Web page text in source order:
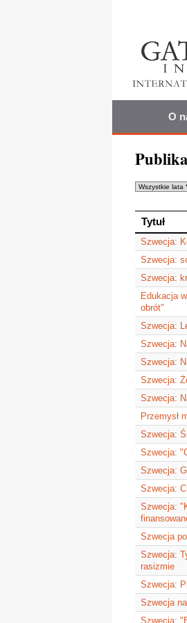
O
Tytuł
Szwecja:
Szwecja:
Szwecja:
Edukacja
obrót"
Szwecja:
Szwecja:
Szwecja:
Szwecja:
Szwecja:
Przemysł
Szwecja:
Szwecja:
Szwecja:
Szwecja:
Szwecja:
Szwecja
Szwecja:
rasizmie
Szwecja:
Szwecja
Szwecja:
Tytuł